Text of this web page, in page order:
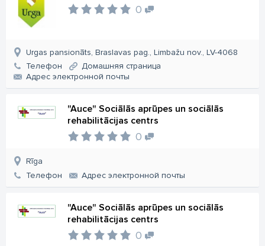
0
Urgas pansionāts, Braslavas pag., Limbažu nov., LV-4068
Телефон
Домашняя страница
Aдрес электронной почты
"Auce" Sociālās aprūpes un sociālās
rehabilitācijas centrs
0
Rīga
Телефон
Aдрес электронной почты
"Auce" Sociālās aprūpes un sociālās
rehabilitācijas centrs
0